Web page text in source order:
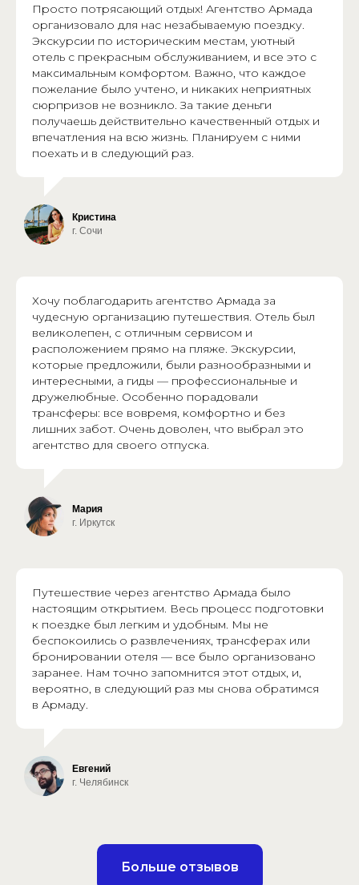
Просто потрясающий отдых! Агентство Армада
организовало для нас незабываемую поездку.
Экскурсии по историческим местам, уютный
отель с прекрасным обслуживанием, и все это с
максимальным комфортом. Важно, что каждое
пожелание было учтено, и никаких неприятных
сюрпризов не возникло. За такие деньги
получаешь действительно качественный отдых и
впечатления на всю жизнь. Планируем с ними
поехать и в следующий раз.
Кристина
г. Сочи
Хочу поблагодарить агентство Армада за
чудесную организацию путешествия. Отель был
великолепен, с отличным сервисом и
расположением прямо на пляже. Экскурсии,
которые предложили, были разнообразными и
интересными, а гиды — профессиональные и
дружелюбные. Особенно порадовали
трансферы: все вовремя, комфортно и без
лишних забот. Очень доволен, что выбрал это
агентство для своего отпуска.
Мария
г. Иркутск
Путешествие через агентство Армада было
настоящим открытием. Весь процесс подготовки
к поездке был легким и удобным. Мы не
беспокоились о развлечениях, трансферах или
бронировании отеля — все было организовано
заранее. Нам точно запомнится этот отдых, и,
вероятно, в следующий раз мы снова обратимся
в Армаду.
Евгений
г. Челябинск
Больше отзывов